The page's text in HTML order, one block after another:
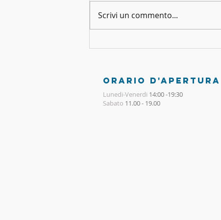
DIVORZIO ALLA COREANA
Scrivi un commento...
ORARIO D'APERTURA
Lunedi-Venerdi 14:00 -19:30
Sabato 11.00 - 19.00